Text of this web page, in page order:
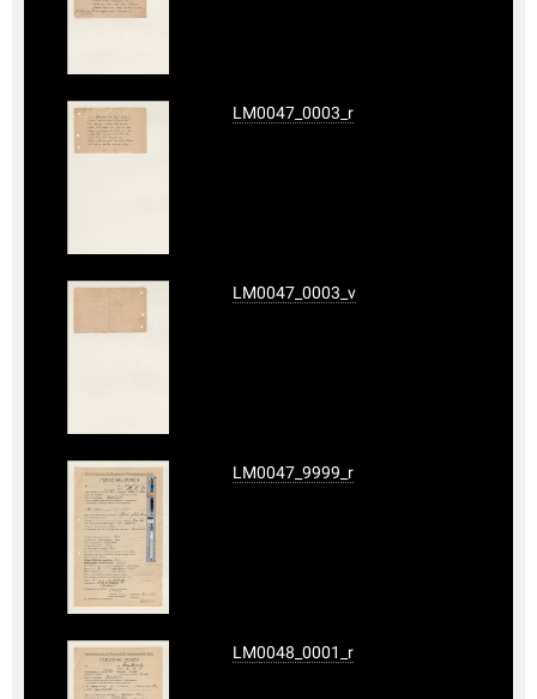
LM0047_0003_r
LM0047_0003_v
LM0047_9999_r
LM0048_0001_r